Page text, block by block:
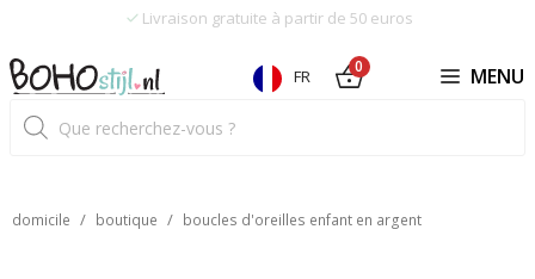
content
Livraison gratuite à partir de 50 euros
de
produits
FR 0 MENU
domicile / boutique / boucles d'oreilles enfant en argent